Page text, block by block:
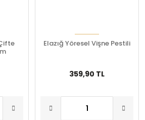
Elazığ Yöresel Vişne Pestili
359,90 TL